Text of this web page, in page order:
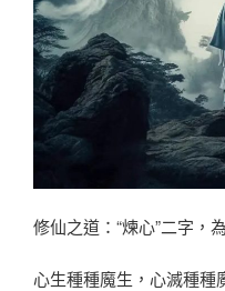
修仙之道：“煉心”二字，
心生種種魔生，心滅種種